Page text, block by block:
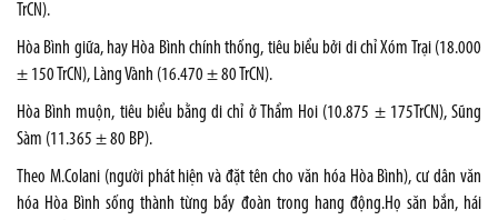
TrCN).
Hòa Bình giữa, hay Hòa Bình chính thống, tiêu biểu bởi di chỉXóm Trại(18.000
± 150 TrCN), Làng Vành (16.470 ± 80 TrCN).
Hòa Bình muộn, tiêu biểu bằng di chỉ ởThẩm Hoi (10.875 ± 175TrCN), Sũng
Sàm (11.365 ± 80 BP).
Theo M.Colani (người phát hiện và đặt tên cho văn hóa Hòa Bình), cư dân văn
hóa Hòa Bình sống thành từng bầy đoàn trong hang động.Họ săn bắn, hái